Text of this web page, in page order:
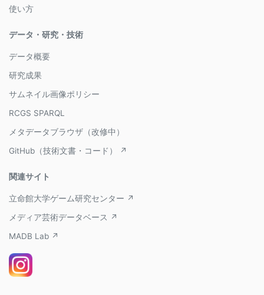
使い方
データ・研究・技術
データ概要
研究成果
サムネイル画像ポリシー
RCGS SPARQL
メタデータブラウザ（改修中）
GitHub（技術文書・コード） ↗
関連サイト
立命館大学ゲーム研究センター ↗
メディア芸術データベース ↗
MADB Lab ↗